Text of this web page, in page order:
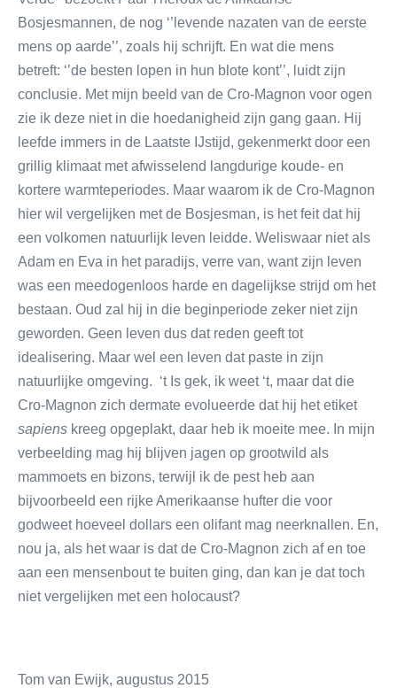
Bosjesmannen, de nog ‘’levende nazaten van de eerste
mens op aarde’’, zoals hij schrijft. En wat die mens
betreft: ‘’de besten lopen in hun blote kont’’, luidt zijn
conclusie. Met mijn beeld van de Cro-Magnon voor ogen
zie ik deze niet in die hoedanigheid zijn gang gaan. Hij
leefde immers in de Laatste IJstijd, gekenmerkt door een
grillig klimaat met afwisselend langdurige koude- en
kortere warmteperiodes. Maar waarom ik de Cro-Magnon
hier wil vergelijken met de Bosjesman, is het feit dat hij
een volkomen natuurlijk leven leidde. Weliswaar niet als
Adam en Eva in het paradijs, verre van, want zijn leven
was een meedogenloos harde en dagelijkse strijd om het
bestaan. Oud zal hij in die beginperiode zeker niet zijn
geworden. Geen leven dus dat reden geeft tot
idealisering. Maar wel een leven dat paste in zijn
natuurlijke omgeving. ‘t Is gek, ik weet ‘t, maar dat die
Cro-Magnon zich dermate evolueerde dat hij het etiket
sapiens kreeg opgeplakt, daar heb ik moeite mee. In mijn
verbeelding mag hij blijven jagen op grootwild als
mammoets en bizons, terwijl ik de pest heb aan
bijvoorbeeld een rijke Amerikaanse hufter die voor
godweet hoeveel dollars een olifant mag neerknallen. En,
nou ja, als het waar is dat de Cro-Magnon zich af en toe
aan een mensenbout te buiten ging, dan kan je dat toch
niet vergelijken met een holocaust?
Tom van Ewijk, augustus 2015